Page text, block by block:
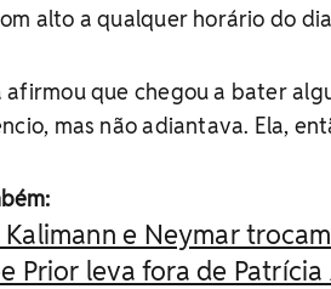
alto a qualquer horário do
afirmou que chegou a bater
mas não adiantava. Ela,
Kalimann e Neymar
Prior leva fora de